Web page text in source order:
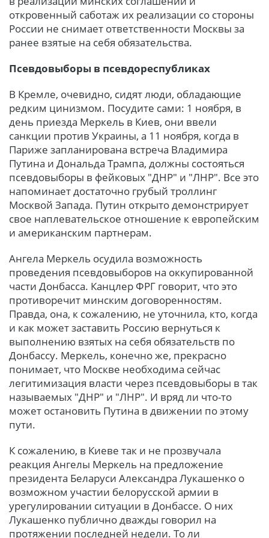
откровенный саботаж их реализации со стороны
России не снимает ответственности Москвы за
ранее взятые на себя обязательства.
Псевдовыборы в псевдореспубликах
В Кремле, очевидно, сидят люди, обладающие
редким цинизмом. Посудите сами: 1 ноября, в
день приезда Меркель в Киев, они ввели
санкции против Украины, а 11 ноября, когда в
Париже запланирована встреча Владимира
Путина и Дональда Трампа, должны состояться
псевдовыборы в фейковых "ДНР" и "ЛНР". Все это
напоминает достаточно грубый троллинг
Москвой Запада. Путин открыто демонстрирует
свое наплевательское отношение к европейским
и американским партнерам.
Ангела Меркель осудила возможность
проведения псевдовыборов на оккупированной
части Донбасса. Канцлер ФРГ говорит, что это
противоречит минским договоренностям.
Правда, она, к сожалению, не уточнила, кто, когда
и как может заставить Россию вернуться к
выполнению взятых на себя обязательств по
Донбассу. Меркель, конечно же, прекрасно
понимает, что Москве необходима сейчас
легитимизация власти через псевдовыборы в так
называемых "ДНР" и "ЛНР". И вряд ли что-то
может остановить Путина в движении по этому
пути.
К сожалению, в Киеве так и не прозвучала
реакция Ангелы Меркель на предложение
президента Беларуси Александра Лукашенко о
возможном участии белорусской армии в
урегулировании ситуации в Донбассе. О них
Лукашенко публично дважды говорил на
протяжении последней недели. То ли